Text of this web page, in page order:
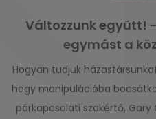
Változzunk együtt!
egymást a
Hogyan tudjuk
hogy manipulációba
párkapcsolati szakértő,